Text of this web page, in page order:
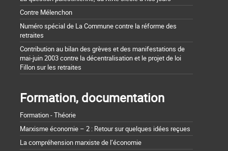
Contre Mélenchon
Numéro spécial de La Commune contre la réforme des
retraites
Contribution au bilan des grèves et des manifestations de
mai-juin 2003 contre la décentralisation et le projet de loi
Fillon sur les retraites
Formation, documentation
Formation - Théorie
Marxisme économie – 2 : Retour sur quelques idées reçues
La compréhension marxiste de l’économie